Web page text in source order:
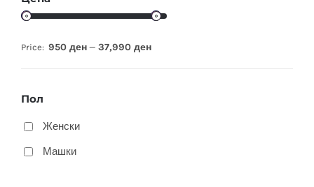
Price: 950 ден — 37,990 ден
Пол
Женски
Машки